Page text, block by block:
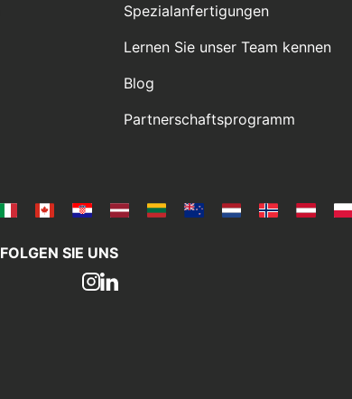
Spezialanfertigungen
Lernen Sie unser Team kennen
Blog
Partnerschaftsprogramm
FOLGEN SIE UNS